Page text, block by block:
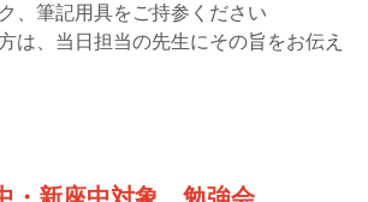
、筆記用具をご持参ください
は、当日担当の先生にその旨をお伝え